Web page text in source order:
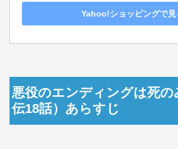
Yahoo!ショッピングで見
悪役のエンディングは死の
伝18話）あらすじ